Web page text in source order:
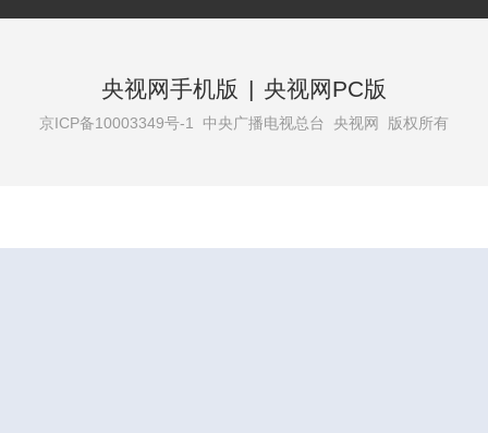
央视网手机版 | 央视网PC版
京ICP备10003349号-1 中央广播电视总台 央视网 版权所有